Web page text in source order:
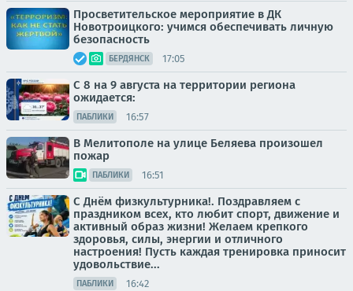
Просветительское мероприятие в ДК
Новотроицкого: учимся обеспечивать личную
безопасность
БЕРДЯНСК 17:05
С 8 на 9 августа на территории региона
ожидается:
ПАБЛИКИ 16:57
В Мелитополе на улице Беляева произошел
пожар
ПАБЛИКИ 16:51
С Днём физкультурника!. Поздравляем с
праздником всех, кто любит спорт, движение и
активный образ жизни! Желаем крепкого
здоровья, силы, энергии и отличного
настроения! Пусть каждая тренировка приносит
удовольствие...
ПАБЛИКИ 16:42